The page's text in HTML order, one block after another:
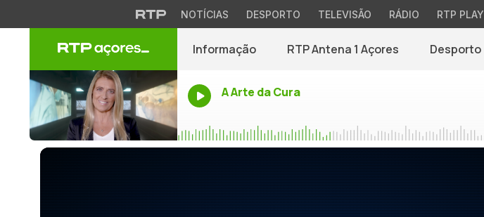
NOTÍCIAS DESPORTO TELEVISÃO RÁDIO RTP PLAY
Informação RTP Antena 1 Açores Desporto
A Arte da Cura